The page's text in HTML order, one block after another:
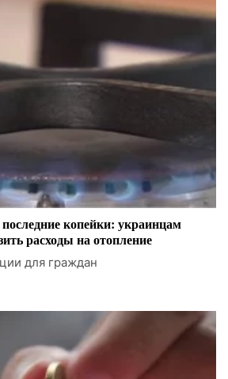
последние копейки: украинцам
расходы на отопление
для граждан